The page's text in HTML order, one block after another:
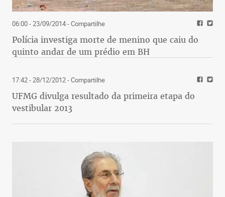
06:00 - 23/09/2014- Compartilhe
Polícia investiga morte de menino que caiu do
quinto andar de um prédio em BH
17:42 - 28/12/2012- Compartilhe
UFMG divulga resultado da primeira etapa do
vestibular 2013